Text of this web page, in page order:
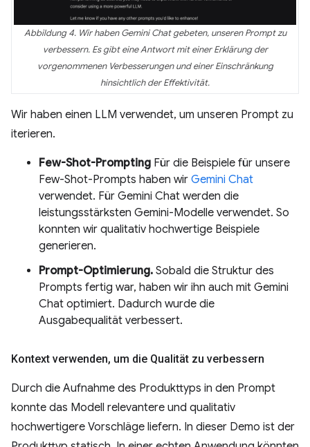
Abbildung 4. Wir haben Gemini Chat gebeten, unseren Prompt zu
verbessern. Es gibt eine Antwort mit einer Erklärung der
vorgenommenen Verbesserungen und einer Einschränkung
hinsichtlich der Effektivität.
Wir haben einen LLM verwendet, um unseren Prompt zu
iterieren.
Few-Shot-Prompting Für die Beispiele für unsere
Few-Shot-Prompts haben wir Gemini Chat
verwendet. Für Gemini Chat werden die
leistungsstärksten Gemini-Modelle verwendet. So
konnten wir qualitativ hochwertige Beispiele
generieren.
Prompt-Optimierung. Sobald die Struktur des
Prompts fertig war, haben wir ihn auch mit Gemini
Chat optimiert. Dadurch wurde die
Ausgabequalität verbessert.
Kontext verwenden, um die Qualität zu verbessern
Durch die Aufnahme des Produkttyps in den Prompt
konnte das Modell relevantere und qualitativ
hochwertigere Vorschläge liefern. In dieser Demo ist der